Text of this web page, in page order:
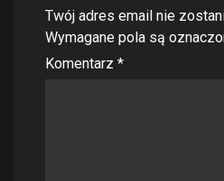
Twój adres email nie
Wymagane pola są
Komentarz *